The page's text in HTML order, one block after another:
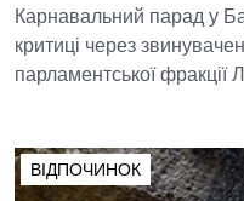
Карнавальний парад у
критиці через
парламентської фракції
ВІДПОЧИНОК